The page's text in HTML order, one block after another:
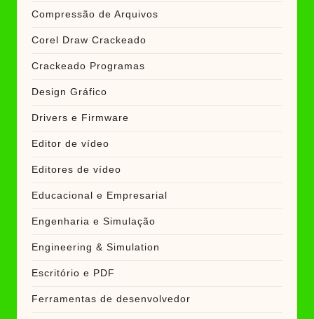
Compressão de Arquivos
Corel Draw Crackeado
Crackeado Programas
Design Gráfico
Drivers e Firmware
Editor de vídeo
Editores de vídeo
Educacional e Empresarial
Engenharia e Simulação
Engineering & Simulation
Escritório e PDF
Ferramentas de desenvolvedor